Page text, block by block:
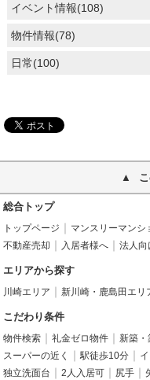
イベント情報(108)
物件情報(78)
日常(100)
総合トップ
トップページ マンスリーマンシ
不動産売却
入居者様へ 法人
エリアから探す
川崎エリア 新川崎・鹿島田エリ
こだわり条件
物件検索 礼金ゼロ物件 新築・
スーパーの近く
駅徒歩10分
独立洗面台
2人入居可 尻手